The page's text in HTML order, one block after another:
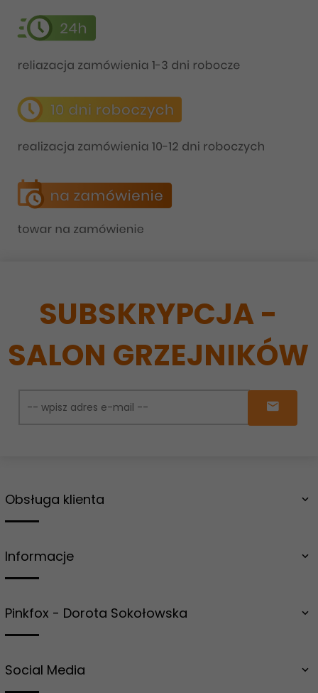
SUBSKRYPCJA -
SALON GRZEJNIKÓW
Obsługa klienta
Informacje
Pinkfox - Dorota Sokołowska
Social Media